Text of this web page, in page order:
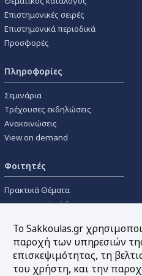
Επιστημονικές σειρές
Επιστημονικά περιοδικά
Προσφορές
Πληροφορίες
Σεμινάρια
Τρέχουσες εκδηλώσεις
Ανακοινώσεις
View on demand
Φοιτητές
Πρακτικά Θέματα
Οικονομικοί Κώδικες
Συγγραμμάτων
Εργαλεία
Το Sakkoulas.gr
παροχή των υπηρεσιών
επισκεψιμότητας, τη
του χρήστη, και την